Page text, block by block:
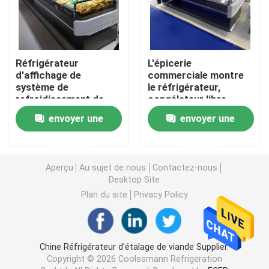
Réfrigérateur ouvert d'étalage
Congélateur à porte vitrée
Congélateur d'île de supermarché
Réfrigérateur d'affichage de charcuterie
Refroidisseur d'affichage de nourriture
Congélateur de chambre froide
Réfrigérateur
d'affichage de
système de
refroidissement de
fan de viande de taille
de Shop Cooler
900mm de boucher
envoyer une
L'épicerie
commerciale montre
le réfrigérateur,
congélateur libre
d'affichage de
boucherie pour la
boucherie
envoyer une
Aperçu Au sujet de nous
Contactez-nous
Desktop Site
Plan du site
Privacy Policy
Chine Réfrigérateur d'étalage de viande Supplier.
Copyright © 2026 Coolssmann Refrigeration